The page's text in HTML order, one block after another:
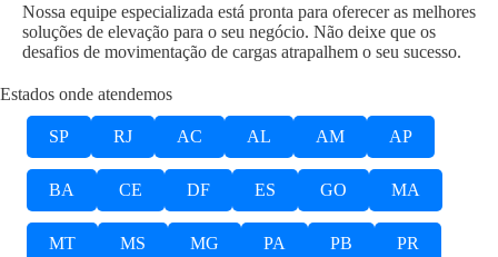
Nossa equipe especializada está pronta para oferecer as melhores
soluções de elevação para o seu negócio. Não deixe que os
desafios de movimentação de cargas atrapalhem o seu sucesso.
Estados onde atendemos
SP RJ AC AL AM AP
BA CE DF ES GO MA
MT MS MG PA PB PR